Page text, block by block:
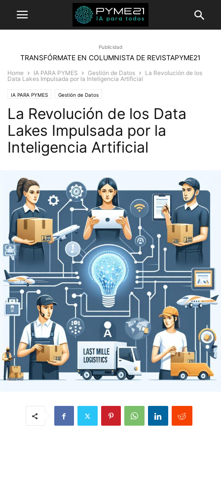
Publicidad
TRANSFÓRMATE EN COLUMNISTA DE REVISTAPYME21
Home IA PARA PYMES Gestión de Datos
La Revolución de los
Data Lakes Impulsada por la Inteligencia Artificial
IA PARA PYMES Gestión de Datos
La Revolución de los Data
Lakes Impulsada por la
Inteligencia Artificial